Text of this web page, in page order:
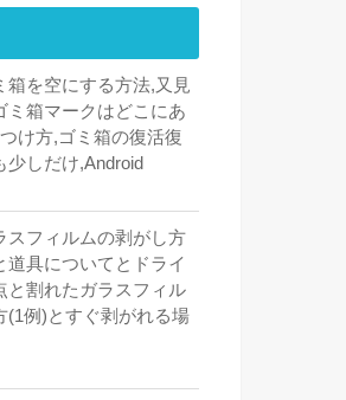
箱を空にする方法,又見
ミ箱マークはどこにあ
け方,ゴミ箱の復活復
少しだけ,Android
スフィルムの剥がし方
道具についてとドライ
と割れたガラスフィル
(1例)とすぐ剥がれる場